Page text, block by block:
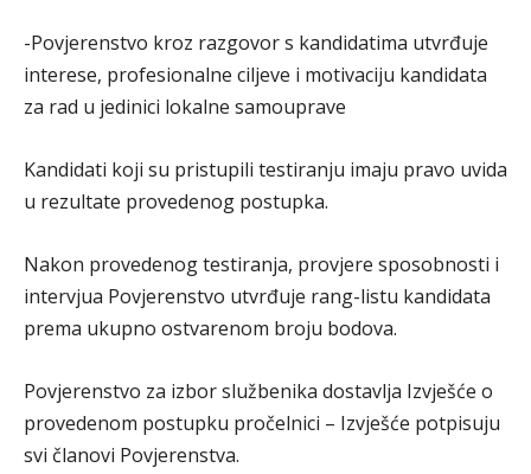
-Povjerenstvo kroz razgovor s kandidatima utvrđuje
interese, profesionalne ciljeve i motivaciju kandidata
za rad u jedinici lokalne samouprave
Kandidati koji su pristupili testiranju imaju pravo uvida
u rezultate provedenog postupka.
Nakon provedenog testiranja, provjere sposobnosti i
intervjua Povjerenstvo utvrđuje rang-listu kandidata
prema ukupno ostvarenom broju bodova.
Povjerenstvo za izbor službenika dostavlja Izvješće o
provedenom postupku pročelnici – Izvješće potpisuju
svi članovi Povjerenstva.